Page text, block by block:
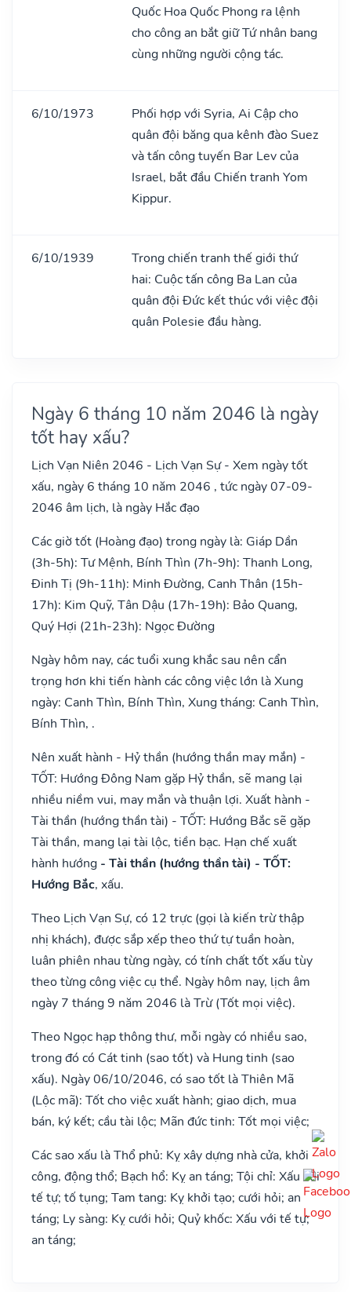
Quốc Hoa Quốc Phong ra lệnh
cho công an bắt giữ Tứ nhân bang
cùng những người cộng tác.
6/10/1973
Phối hợp với Syria, Ai Cập cho
quân đội băng qua kênh đào Suez
và tấn công tuyến Bar Lev của
Israel, bắt đầu Chiến tranh Yom
Kippur.
6/10/1939
Trong chiến tranh thế giới thứ
hai: Cuộc tấn công Ba Lan của
quân đội Đức kết thúc với việc đội
quân Polesie đầu hàng.
Ngày 6 tháng 10 năm 2046 là ngày
tốt hay xấu?
Lịch Vạn Niên 2046 - Lịch Vạn Sự - Xem ngày tốt
xấu, ngày 6 tháng 10 năm 2046 , tức ngày 07-09-
2046 âm lịch, là ngày Hắc đạo
Các giờ tốt (Hoàng đạo) trong ngày là: Giáp Dần
(3h-5h): Tư Mệnh, Bính Thìn (7h-9h): Thanh Long,
Đinh Tị (9h-11h): Minh Đường, Canh Thân (15h-
17h): Kim Quỹ, Tân Dậu (17h-19h): Bảo Quang,
Quý Hợi (21h-23h): Ngọc Đường
Ngày hôm nay, các tuổi xung khắc sau nên cẩn
trọng hơn khi tiến hành các công việc lớn là Xung
ngày: Canh Thìn, Bính Thìn, Xung tháng: Canh Thìn,
Bính Thìn, .
Nên xuất hành - Hỷ thần (hướng thần may mắn) -
TỐT: Hướng Đông Nam gặp Hỷ thần, sẽ mang lại
nhiều niềm vui, may mắn và thuận lợi. Xuất hành -
Tài thần (hướng thần tài) - TỐT: Hướng Bắc sẽ gặp
Tài thần, mang lại tài lộc, tiền bạc. Hạn chế xuất
hành hướng - Tài thần (hướng thần tài) - TỐT:
Hướng Bắc, xấu.
Theo Lịch Vạn Sự, có 12 trực (gọi là kiến trừ thập
nhị khách), được sắp xếp theo thứ tự tuần hoàn,
luân phiên nhau từng ngày, có tính chất tốt xấu tùy
theo từng công việc cụ thể. Ngày hôm nay, lịch âm
ngày 7 tháng 9 năm 2046 là Trừ (Tốt mọi việc).
Theo Ngọc hạp thông thư, mỗi ngày có nhiều sao,
trong đó có Cát tinh (sao tốt) và Hung tinh (sao
xấu). Ngày 06/10/2046, có sao tốt là Thiên Mã
(Lộc mã): Tốt cho việc xuất hành; giao dịch, mua
bán, ký kết; cầu tài lộc; Mãn đức tinh: Tốt mọi việc;
Các sao xấu là Thổ phủ: Kỵ xây dựng nhà cửa, khởi
công, động thổ; Bạch hổ: Kỵ an táng; Tội chỉ: Xấu với
tế tự; tố tụng; Tam tang: Kỵ khởi tạo; cưới hỏi; an
táng; Ly sàng: Kỵ cưới hỏi; Quỷ khốc: Xấu với tế tự;
an táng;